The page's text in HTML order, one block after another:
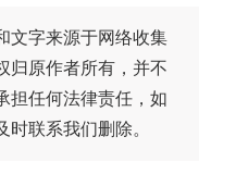
文字来源于网络收集
归原作者所有，并不
担任何法律责任，如
联系我们删除。